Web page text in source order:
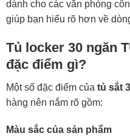
dành cho các văn phòng
giúp bạn hiểu rõ hơn về
Tủ locker 30 ngăn
đặc điểm gì?
Một số đặc điểm của tủ sắt
hàng nên nắm rõ gồm:
Màu sắc của sản phẩm